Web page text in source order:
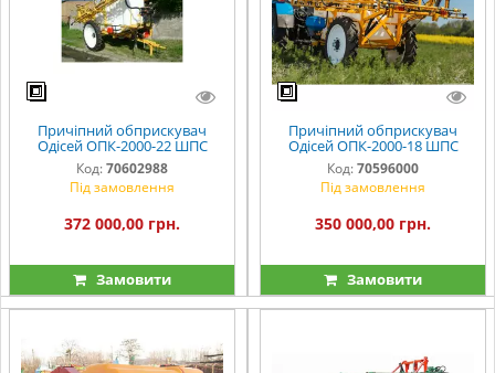
Причіпний обприскувач
Одісей ОПК-2000-22 ШПС
Код:70602988
Під замовлення
372 000,00 грн.
Замовити
Причіпний обприскувач
Одісей ОПК-2000-18 ШПС
Код:70596000
Під замовлення
350 000,00 грн.
Замовити